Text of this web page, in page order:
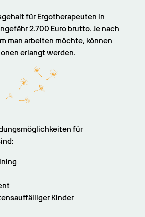
für Ergotherapeuten in
2.700 Euro brutto. Je nach
man arbeiten möchte, können
erlangt werden.
für
Kinder